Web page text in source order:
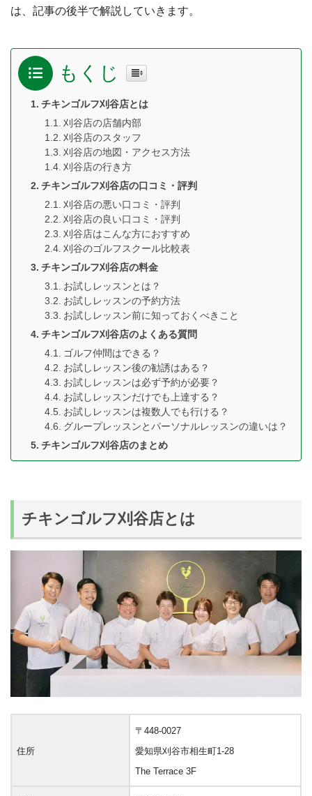
は、記事の後半で解説していきます。
もくじ
チキンゴルフ刈谷店とは
刈谷店の店舗内部
刈谷店のスタッフ
刈谷店の地図・アクセス方法
刈谷店の行き方
チキンゴルフ刈谷店の口コミ・評判
刈谷店の悪い口コミ・評判
刈谷店の良い口コミ・評判
刈谷店はこんな方におすすめ
刈谷のゴルフスクール比較表
チキンゴルフ刈谷店の料金
お試しレッスンとは？
お試しレッスンの予約方法
お試しレッスン前に知っておくべきこと
チキンゴルフ刈谷店のよくある質問
ゴルフ仲間はできる？
お試しレッスン後の勧誘はある？
お試しレッスンは必ず予約が必要？
お試しレッスンだけでも上達する？
お試しレッスンは複数人でも行ける？
グループレッスンとパーソナルレッスンの違いは？
チキンゴルフ刈谷店のまとめ
チキンゴルフ刈谷店とは
住所
〒448-0027
愛知県刈谷市相生町1-28
The Terrace 3F